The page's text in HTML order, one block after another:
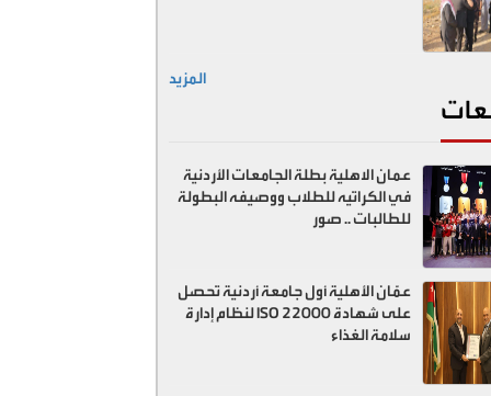
المزيد
عمان الاهلية بطلة الجامعات الأردنية
في الكراتيه للطلاب ووصيفه البطولة
للطالبات .. صور
عمّان الأهلية أول جامعة أردنية تحصل
على شهادة ISO 22000 لنظام إدارة
سلامة الغذاء